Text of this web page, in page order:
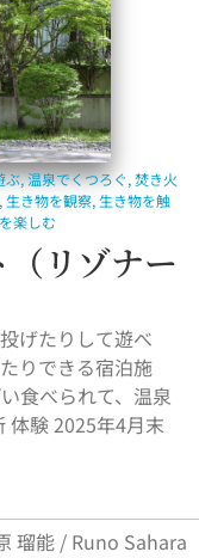
ぶ,温泉でくつろぐ,焚き火
,生き物を観察,生き物を触
楽しむ
リゾナー
げたりして遊べ
りできる宿泊施
食べられて、温泉
体験 2025年4月末
瑠能 / Runo Sahara